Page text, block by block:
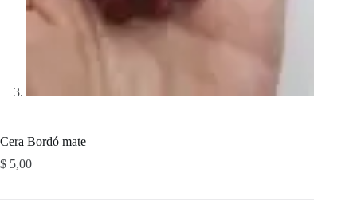
Cera Bordó mate
$ 5,00